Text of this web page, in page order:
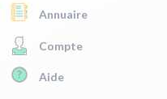
Annuaire
Compte
Aide